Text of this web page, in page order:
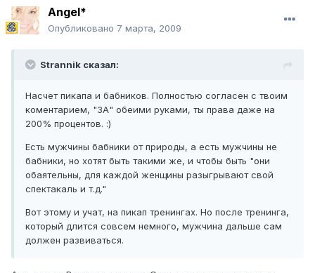
Angel*
Опубликовано 7 марта, 2009
Strannik сказал:
Насчет пикапа и бабников. Полностью согласен с твоим
коментарием, "ЗА" обеими руками, ты права даже на
200% процентов. :)
Есть мужчины бабники от природы, а есть мужчины не
бабники, но хотят быть такими же, и чтобы быть "они
обаятельны, для каждой женщины разыгрывают свой
спектакаль и т.д."
Вот этому и учат, на пикап тренингах. Но после тренинга,
который длится совсем немного, мужчина дальше сам
должен развиваться.